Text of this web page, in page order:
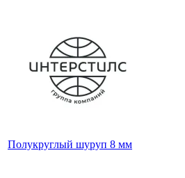
Полукруглый шуруп 8 мм